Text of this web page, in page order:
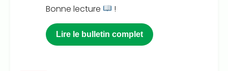
Bonne lecture
!
Lire le bulletin complet